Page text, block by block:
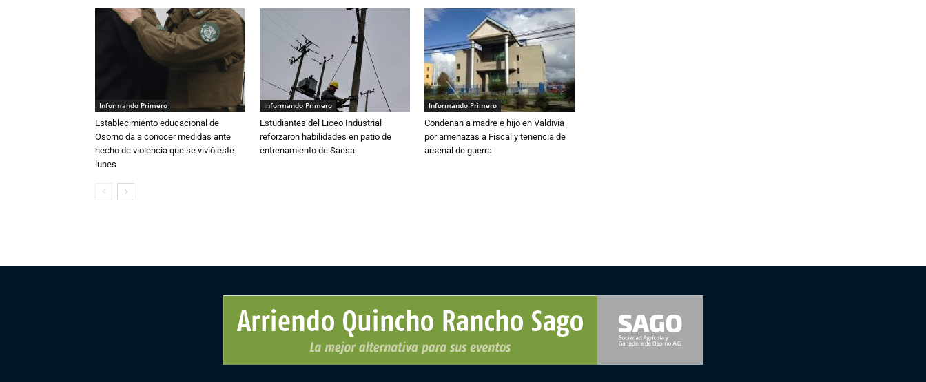
Informando Primero
Establecimiento educacional de
Osorno da a conocer medidas ante
hecho de violencia que se vivió este
lunes
Informando Primero
Estudiantes del Liceo Industrial
reforzaron habilidades en patio de
entrenamiento de Saesa
Informando Primero
Condenan a madre e hijo en Valdivia
por amenazas a Fiscal y tenencia de
arsenal de guerra